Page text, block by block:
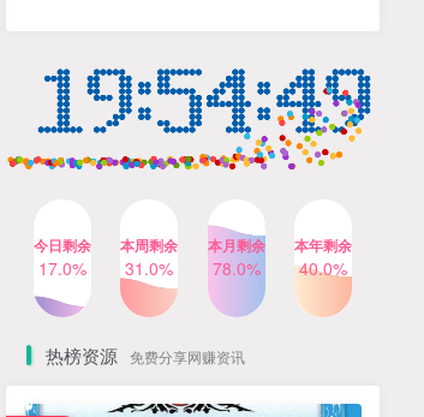
3个月前 420人已阅读
清华帅爸数学思维（抖音）|
小学+初中课程视频合集
TOP5
乐乐课堂小学奥数1-6年级
动画课程715集+配套练习册
高清PDF
6个月前 412人已阅读
今日剩余
17.0%
本周剩余
31.0%
本月剩余
78.0%
本年剩余
40.0%
热榜资源 免费分享网赚资讯